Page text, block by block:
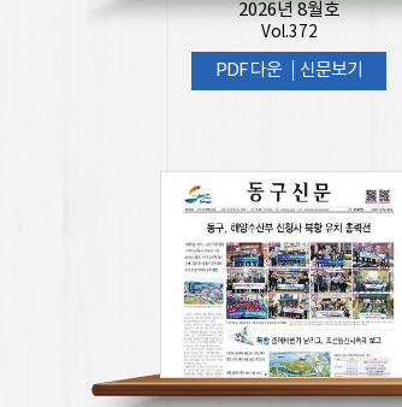
2026년 8월호
Vol.372
PDF 다운 신문보기